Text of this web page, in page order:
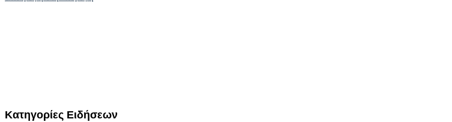
Κατηγορίες Ειδήσεων